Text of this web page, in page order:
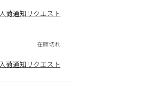
入荷通知リクエスト
入荷通知リクエスト